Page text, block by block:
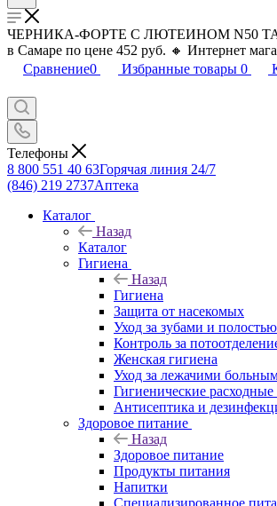
ЧЕРНИКА-ФОРТЕ С ЛЮТЕИНОМ N50
в Самаре по цене 452 руб. 🔸 Интернет
Сравнение0 Избранные товары 0
Телефоны
8 800 551 40 63Горячая линия 24/7
(846) 219 2737Аптека
Каталог
Назад
Каталог
Гигиена
Назад
Гигиена
Защита от насекомых
Уход за зубами и
Контроль за
Женская гигиена
Уход за лежачими
Гигиенические
Антисептика и
Здоровое питание
Назад
Здоровое питание
Продукты питания
Напитки
Специализированное